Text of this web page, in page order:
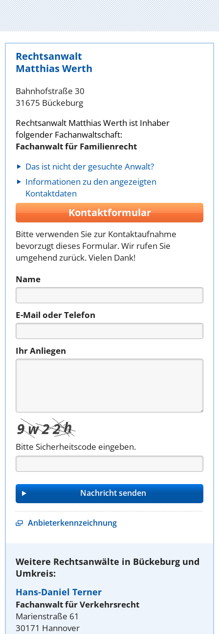
Rechtsanwalt
Matthias Werth
Bahnhofstraße 30
31675 Bückeburg
Rechtsanwalt Matthias Werth ist Inhaber
folgender Fachanwaltschaft:
Fachanwalt für Familienrecht
Das ist nicht der gesuchte Anwalt?
Informationen zu den angezeigten
Kontaktdaten
Kontaktformular
Bitte verwenden Sie zur Kontaktaufnahme
bevorzugt dieses Formular. Wir rufen Sie
umgehend zurück. Vielen Dank!
Name
E-Mail oder Telefon
Ihr Anliegen
Bitte Sicherheitscode eingeben.
Anbieterkennzeichnung
Weitere Rechtsanwälte in Bückeburg und
Umkreis:
Hans-Daniel Terner
Fachanwalt für Verkehrsrecht
Marienstraße 61
30171 Hannover